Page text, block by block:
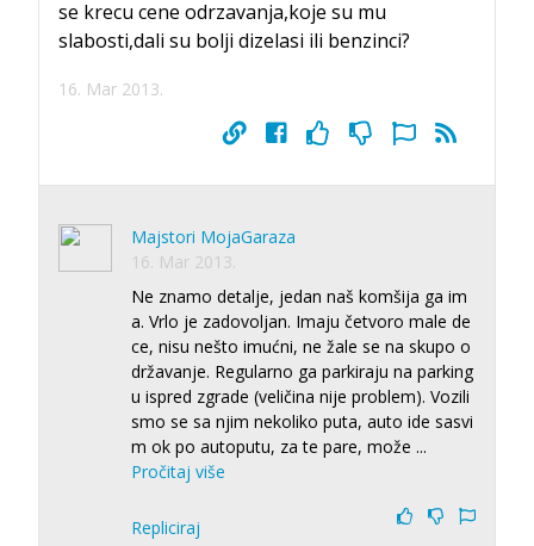
se krecu cene odrzavanja,koje su mu
slabosti,dali su bolji dizelasi ili benzinci?
16. Mar 2013.
Majstori MojaGaraza
16. Mar 2013.
Ne znamo detalje, jedan naš komšija ga im
a. Vrlo je zadovoljan. Imaju četvoro male de
ce, nisu nešto imućni, ne žale se na skupo o
državanje. Regularno ga parkiraju na parking
u ispred zgrade (veličina nije problem). Vozili
smo se sa njim nekoliko puta, auto ide sasvi
m ok po autoputu, za te pare, može ...
Pročitaj više
Repliciraj